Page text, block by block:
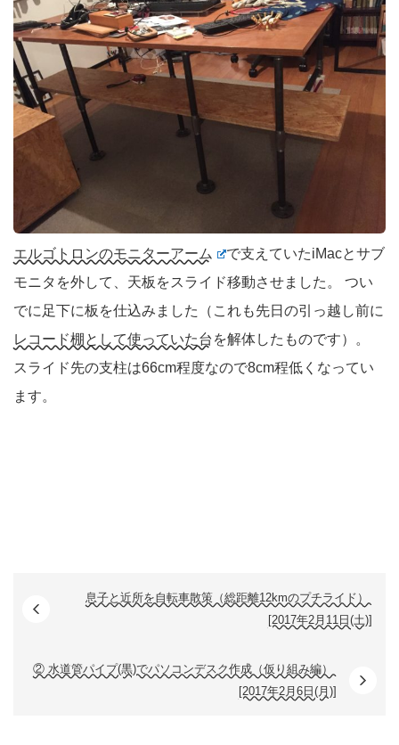
エルゴトロンのモニターアーム
で支えていたiMacとサブ
モニタを外して、天板をスライド移動させました。 つい
でに足下に板を仕込みました（これも先日の引っ越し前に
レコード棚として使っていた台 を解体したものです）。
スライド先の支柱は66cm程度なので8cm程低くなってい
ます。
息子と近所を自転車散策（総距離12kmのプチライド）
[2017年2月11日(土)]
② 水道管パイプ(黒)でパソコンデスク作成（仮り組み編）
[2017年2月6日(月)]